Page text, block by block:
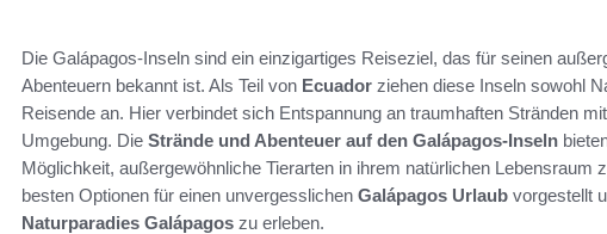
Die Galápagos-Inseln sind ein einzigartiges Reiseziel, das für seinen
Abenteuern bekannt ist. Als Teil von Ecuador ziehen diese Inseln sowohl
Reisende an. Hier verbindet sich Entspannung an traumhaften Stränden
Umgebung. Die Strände und Abenteuer auf den Galápagos-Inseln
Möglichkeit, außergewöhnliche Tierarten in ihrem natürlichen Lebensraum
besten Optionen für einen unvergesslichen Galápagos Urlaub vorgestellt
Naturparadies Galápagos zu erleben.